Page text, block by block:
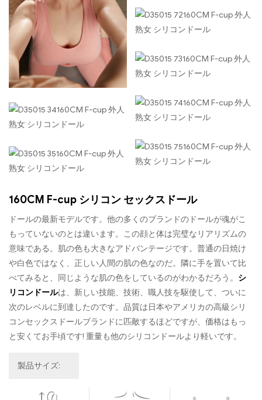
160CM F-cup シリコン セックスドール
ドールの最新モデルです。他の多くのブランドのドールが魂がこ
もっていないのとは違います。この顔と体は完璧なリアリズムの
意味である。肌の色も大きなアドバンテージです。普通の日焼け
や白色ではなく、正しい人間の肌の色なのだ。隣に手を置いて比
べてみると、同じような肌の色をしているのがわかるだろう。 シ
リコンドールは、新しい技能、技術、職人技を駆使して、ついに
次のレベルに到達したのです。品質は日本やアメリカの高級シリ
コンセックスドールブランドに匹敵するほどですが、価格はもっ
と安くてお手頃です! 重量も他のシリコンドールより軽いです。
製品サイズ: